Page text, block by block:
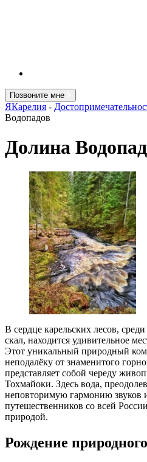
Позвоните мне
ЯКарелия -
Водопадов
Долина
В сердце карельских лесов,
скал, находится удивительное
Этот уникальный природный
неподалёку от знаменитого
представляет собой череду
Тохмайоки. Здесь вода,
неповторимую гармонию
путешественников со всей
природой.
Рождение